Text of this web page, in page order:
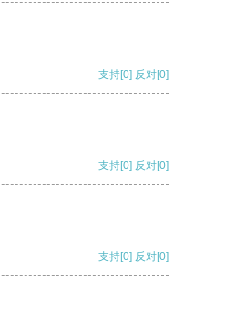
支持[0] 反对[0]
支持[0] 反对[0]
支持[0] 反对[0]